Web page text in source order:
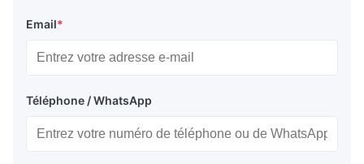
Email*
Téléphone / WhatsApp